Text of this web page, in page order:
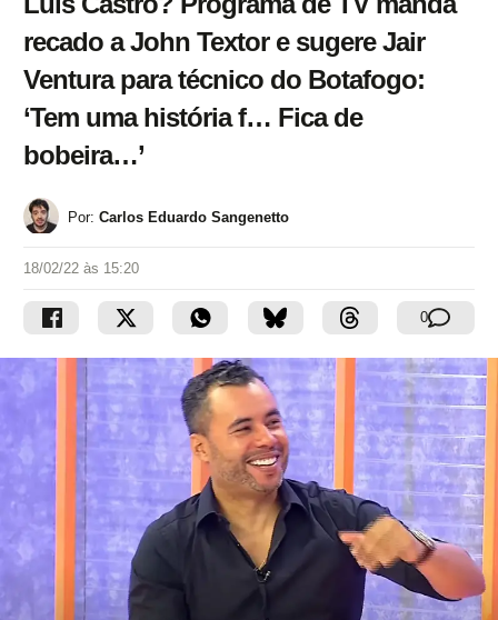
recado a John Textor e sugere Jair
Ventura para técnico do Botafogo:
‘Tem uma história f… Fica de
bobeira…’
Por: Carlos Eduardo Sangenetto
18/02/22 às 15:20
0